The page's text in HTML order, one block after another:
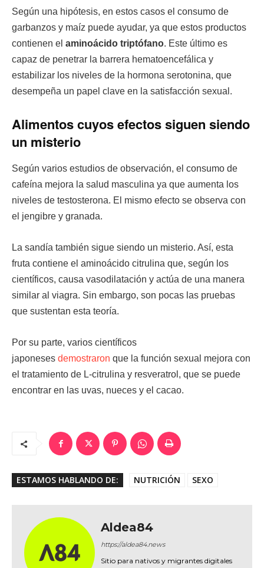
Según una hipótesis, en estos casos el consumo de
garbanzos y maíz puede ayudar, ya que estos productos
contienen el aminoácido triptófano. Este último es
capaz de penetrar la barrera hematoencefálica y
estabilizar los niveles de la hormona serotonina, que
desempeña un papel clave en la satisfacción sexual.
Alimentos cuyos efectos siguen siendo
un misterio
Según varios estudios de observación, el consumo de
cafeína mejora la salud masculina ya que aumenta los
niveles de testosterona. El mismo efecto se observa con
el jengibre y granada.
La sandía también sigue siendo un misterio. Así, esta
fruta contiene el aminoácido citrulina que, según los
científicos, causa vasodilatación y actúa de una manera
similar al viagra. Sin embargo, son pocas las pruebas
que sustentan esta teoría.
Por su parte, varios científicos
japoneses demostraron que la función sexual mejora con
el tratamiento de L-citrulina y resveratrol, que se puede
encontrar en las uvas, nueces y el cacao.
ESTAMOS HABLANDO DE: NUTRICIÓN SEXO
Aldea84
https://aldea84.news
Sitio para nativos y migrantes digitales